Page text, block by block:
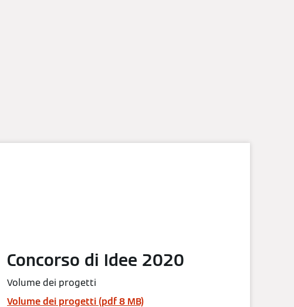
Concorso di Idee 2020
Volume dei progetti
Volume dei progetti (pdf 8 MB)